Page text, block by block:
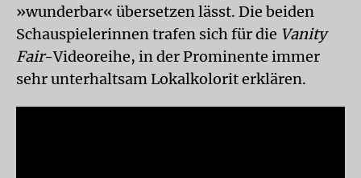
»wunderbar« übersetzen lässt. Die beiden
Schauspielerinnen trafen sich für die Vanity
Fair-Videoreihe, in der Prominente immer
sehr unterhaltsam Lokalkolorit erklären.